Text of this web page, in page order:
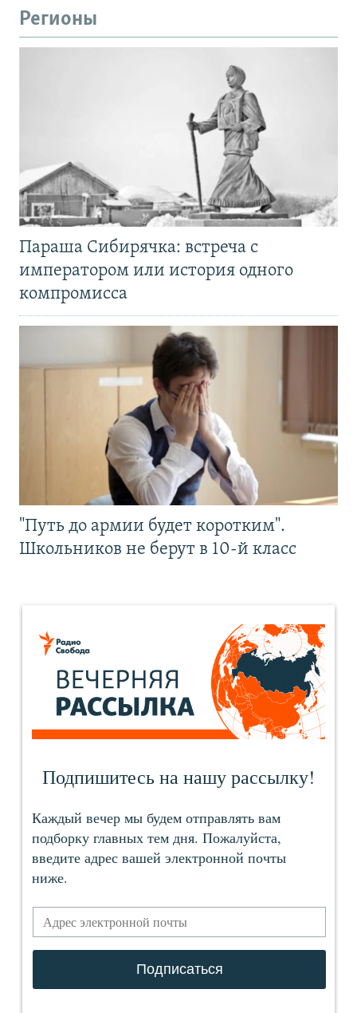
Регионы
Параша Сибирячка: встреча с
императором или история одного
компромисса
"Путь до армии будет коротким".
Школьников не берут в 10-й класс